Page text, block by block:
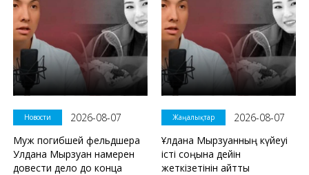
Новости
2026-08-07
Муж погибшей фельдшера
Улдана Мырзуан намерен
довести дело до конца
Жаңалықтар
2026-08-07
Ұлдана Мырзуанның күйеуі
істі соңына дейін
жеткізетінін айтты